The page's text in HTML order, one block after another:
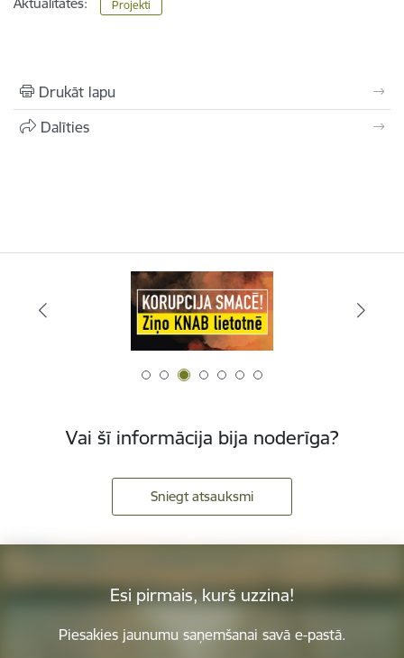
Projekti
Drukāt lapu
Dalīties
Vai šī informācija bija noderīga?
Sniegt atsauksmi
Esi pirmais, kurš uzzina!
Piesakies jaunumu saņemšanai savā e-pastā.